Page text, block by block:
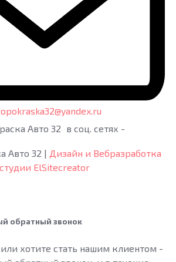
Авто 32 в соц. сетях -
Авто 32 | Дизайн и Вебразработка
студии ElSitecreator
обратный звонок
хотите стать нашим клиентом -